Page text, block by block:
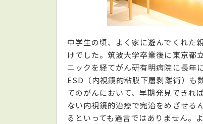
中学生の頃、よく家に遊んでくれた
けでした。筑波大学卒業後に東京都
ニックを経てがん研有明病院に長年
ESD（内視鏡的粘膜下層剥離術）も
てのがんにおいて、早期発見できれ
ない内視鏡的治療で完治をめざせる
るといっても過言ではありません。